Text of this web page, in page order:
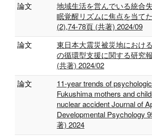
論文
地域生活を営んでいる統合
眠覚醒リズムに焦点を当て
(2),74-78頁 (共著) 2024/09
論文
東日本大震災被災地におけ
の循環型支援に関する研究
(共著) 2024/02
論文
11-year trends of
Fukushima mothers and
nuclear accident Journal of
Developmental Psychology
著) 2024